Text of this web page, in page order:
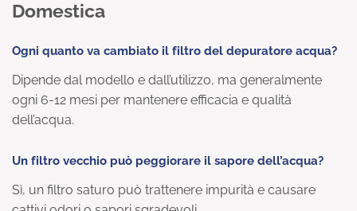
Domestica
Ogni quanto va cambiato il filtro del depuratore acqua?
Dipende dal modello e dall’utilizzo, ma generalmente
ogni 6-12 mesi per mantenere efficacia e qualità
dell’acqua.
Un filtro vecchio può peggiorare il sapore dell’acqua?
Sì, un filtro saturo può trattenere impurità e causare